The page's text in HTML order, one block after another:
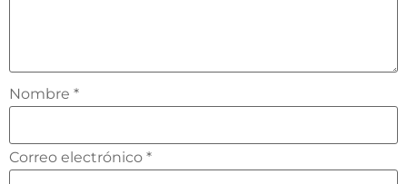
Nombre *
Correo electrónico *